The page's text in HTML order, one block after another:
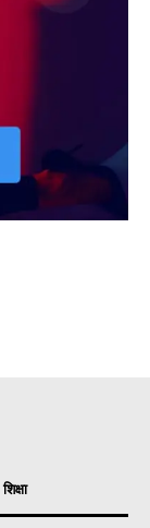
शिक्षा